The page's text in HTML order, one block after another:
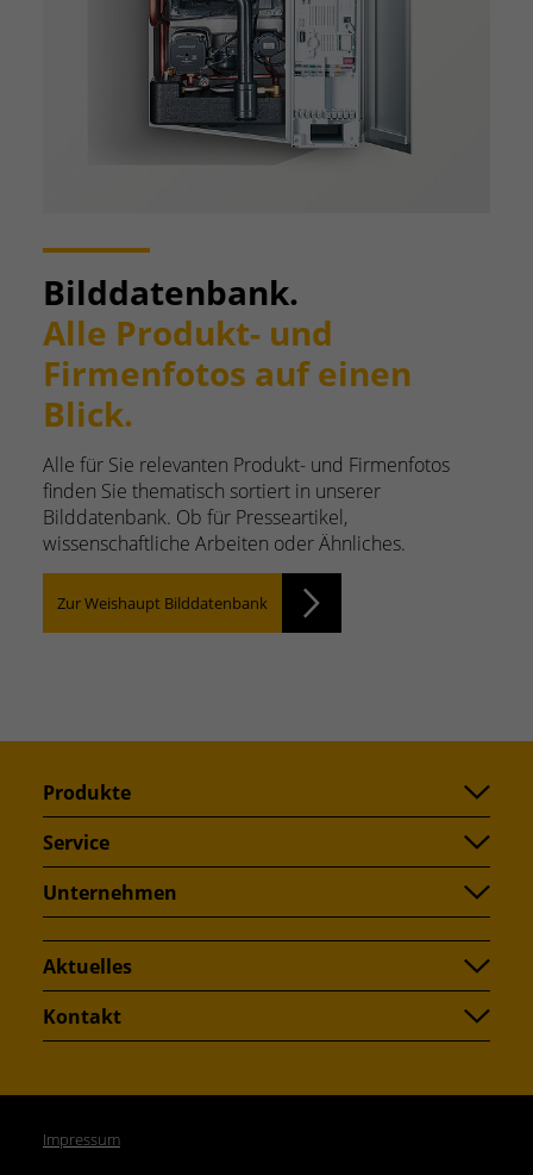
Bilddatenbank.
Alle Produkt- und
Firmenfotos auf einen
Blick.
Alle für Sie relevanten Produkt- und Firmenfotos
finden Sie thematisch sortiert in unserer
Bilddatenbank. Ob für Presseartikel,
wissenschaftliche Arbeiten oder Ähnliches.
Zur Weishaupt Bilddatenbank
Produkte
Service
Unternehmen
Aktuelles
Kontakt
Impressum